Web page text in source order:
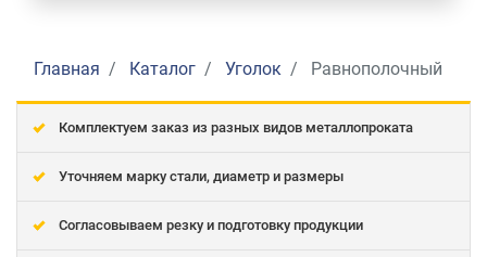
Главная Каталог Уголок Равнополочный
Комплектуем заказ из разных видов металлопроката
Уточняем марку стали, диаметр и размеры
Согласовываем резку и подготовку продукции